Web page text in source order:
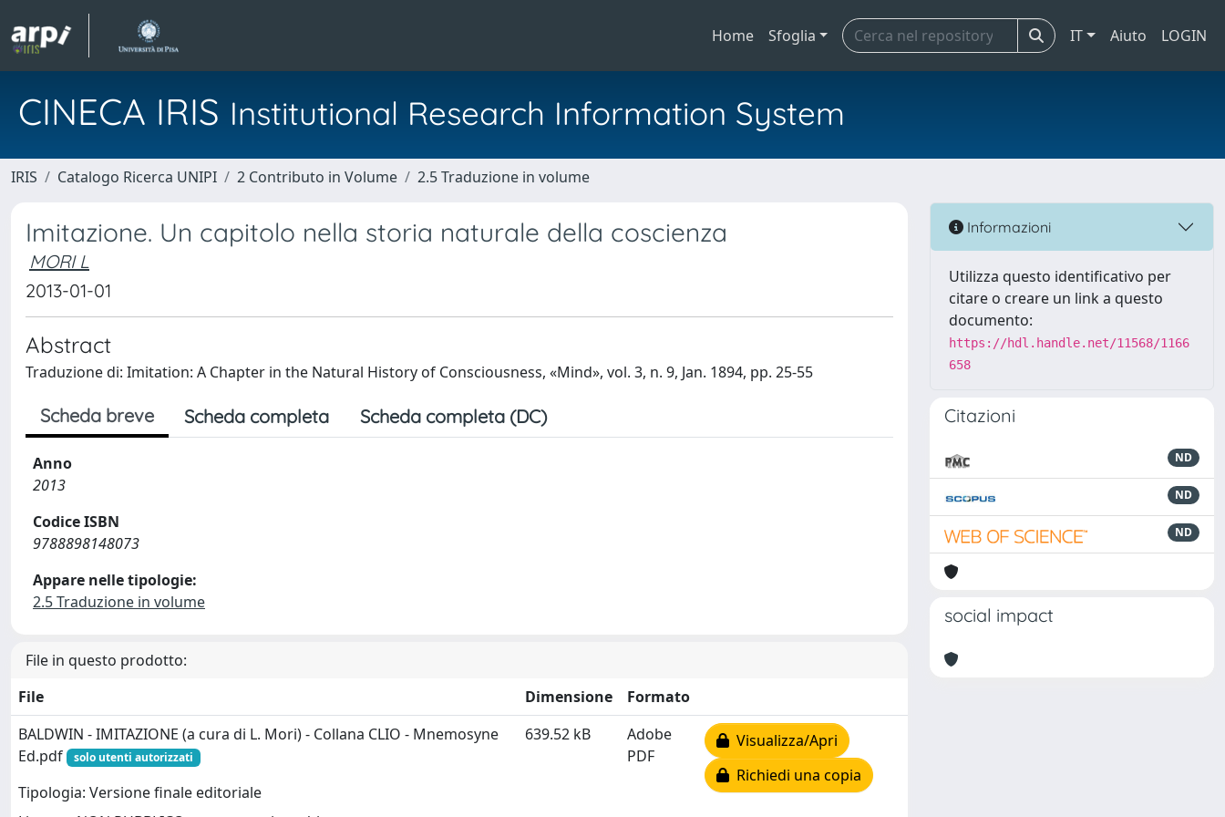
Home Sfoglia IT Aiuto LOGIN
CINECA IRIS Institutional Research Information System
IRIS Catalogo Ricerca UNIPI 2 Contributo in Volume 2.5 Traduzione in volume
Imitazione. Un capitolo nella storia naturale della coscienza
MORI L
2013-01-01
Abstract
Traduzione di: Imitation: A Chapter in the Natural History of Consciousness, «Mind», vol. 3, n. 9, Jan. 1894, pp. 25-55
Scheda breve Scheda completa Scheda completa (DC)
Anno
2013
Codice ISBN
9788898148073
Appare nelle tipologie:
2.5 Traduzione in volume
File in questo prodotto:
File
Dimensione
Formato
BALDWIN - IMITAZIONE (a cura di L. Mori) - Collana CLIO - Mnemosyne
Ed.pdf
solo utenti autorizzati
Tipologia: Versione finale editoriale
639.52 kB
Adobe
PDF
Visualizza/Apri
Richiedi una copia
Informazioni
Utilizza questo identificativo per
citare o creare un link a questo
documento:
https://hdl.handle.net/11568/1166
658
Citazioni
ND
ND
ND
social impact